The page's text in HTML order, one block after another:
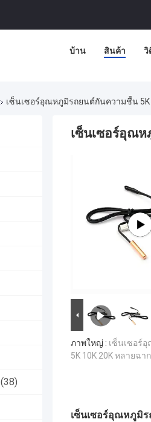
บ้าน สินค้า วิ
เซ็นเซอร์อุณหภูมิรถยนต์กันความชื้น 5K
(38)
เซ็นเซอร์อุณห
ภาพใหญ่ : เซ็นเซอร์
5K 10K 20K หลายฉาก
เซ็นเซอร์อุณหภูมิร